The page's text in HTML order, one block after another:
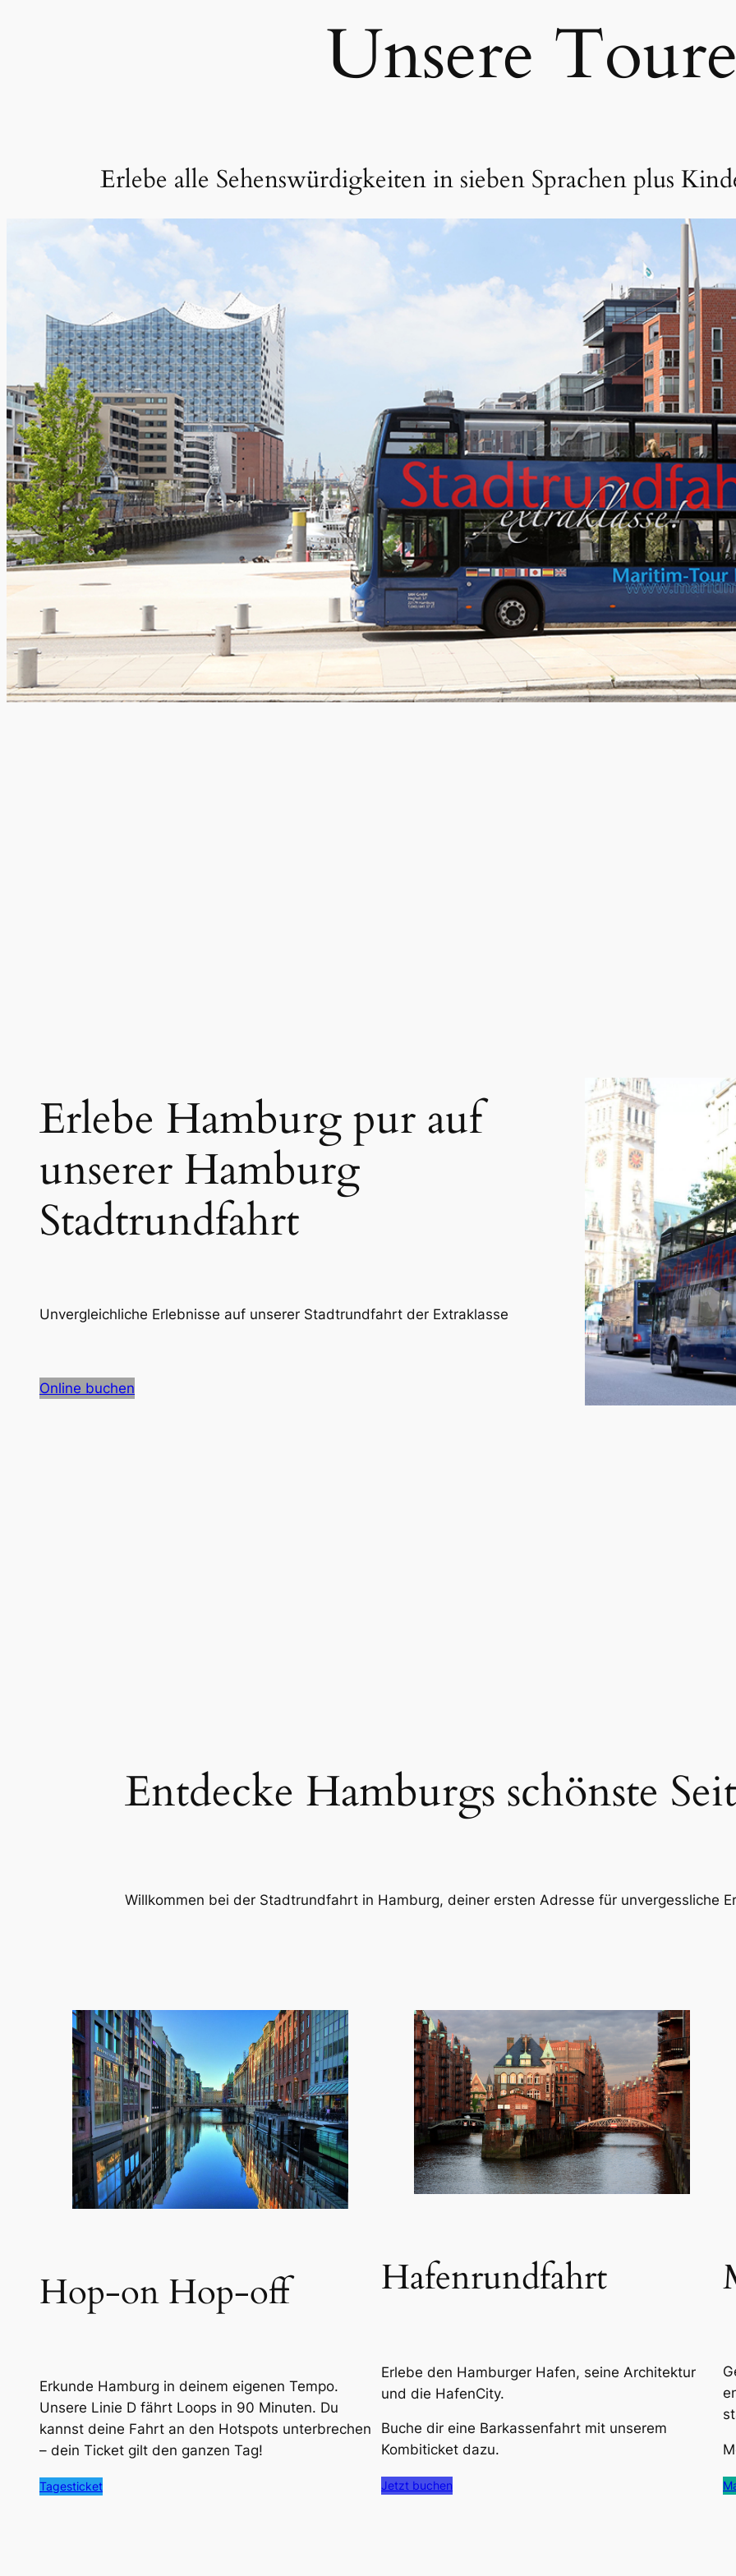
Unsere
Erlebe alle Sehenswürdigkeiten in sieben Sprachen plus
Erlebe Hamburg pur auf
unserer Hamburg
Stadtrundfahrt
Unvergleichliche Erlebnisse auf unserer Stadtrundfahrt der Extraklasse
Online buchen
Entdecke Hamburgs schönste
Willkommen bei der Stadtrundfahrt in Hamburg, deiner ersten Adresse für unvergessliche
Hop-on Hop-off
Erkunde Hamburg in deinem eigenen Tempo.
Unsere Linie D fährt Loops in 90 Minuten. Du
kannst deine Fahrt an den Hotspots unterbrechen
– dein Ticket gilt den ganzen Tag!
Tagesticket
Hafenrundfahrt
Erlebe den Hamburger Hafen, seine Architektur
und die HafenCity.
Buche dir eine Barkassenfahrt mit unserem
Kombiticket dazu.
Jetzt buchen